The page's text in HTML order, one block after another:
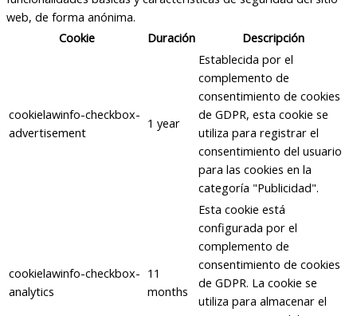
web, de forma anónima.
Cookie
Duración Descripción
cookielawinfo-checkbox-
advertisement
1 year
Establecida por el
complemento de
consentimiento de cookies
de GDPR, esta cookie se
utiliza para registrar el
consentimiento del usuario
para las cookies en la
categoría "Publicidad".
cookielawinfo-checkbox-
analytics
11
months
Esta cookie está
configurada por el
complemento de
consentimiento de cookies
de GDPR. La cookie se
utiliza para almacenar el